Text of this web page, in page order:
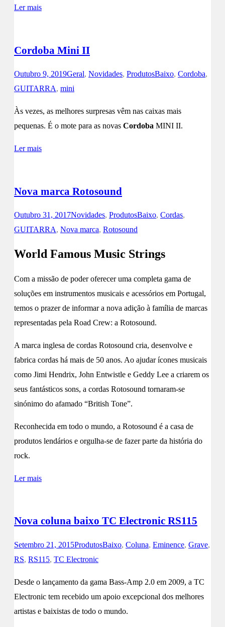
Ler mais
Cordoba Mini II
Outubro 9, 2019Geral, Novidades, ProdutosBaixo, Cordoba,
GUITARRA, mini
Às vezes, as melhores surpresas vêm nas caixas mais
pequenas. É o mote para as novas Cordoba MINI II.
Ler mais
Nova marca Rotosound
Outubro 31, 2017Novidades, ProdutosBaixo, Cordas,
GUITARRA, Nova marca, Rotosound
World Famous Music Strings
Com a missão de poder oferecer uma completa gama de
soluções em instrumentos musicais e acessórios em Portugal,
temos o prazer de informar a nova adição à família de marcas
representadas pela Road Crew: a Rotosound.
A marca inglesa de cordas Rotosound cria, desenvolve e
fabrica cordas há mais de 50 anos. Ao ajudar ícones musicais
como Jimi Hendrix, John Entwistle e Geddy Lee a criarem os
seus fantásticos sons, a cordas Rotosound tornaram-se
sinónimo do afamado “British Tone”.
Reconhecida em todo o mundo, a Rotosound é a casa de
produtos lendários e orgulha-se de fazer parte da história do
rock.
Ler mais
Nova coluna baixo TC Electronic RS115
Setembro 21, 2015ProdutosBaixo, Coluna, Eminence, Grave,
RS, RS115, TC Electronic
Desde o lançamento da gama Bass-Amp 2.0 em 2009, a TC
Electronic tem recebido um apoio excepcional dos melhores
artistas e baixistas de todo o mundo.